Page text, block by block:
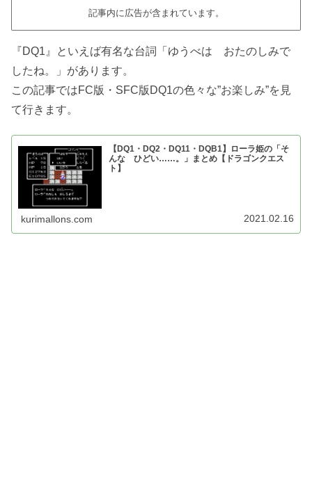
記事内に広告が含まれています。
『DQ1』といえば有名な台詞「ゆうべは おたのしみで
したね。」があります。
この記事ではFC版・SFC版DQ1の色々な”お楽しみ”を見
て行きます。
【DQ1・DQ2・DQ11・DQB1】ローラ姫の「そ
んな ひどい……。」まとめ【ドラゴンクエス
ト】
kurimallons.com 2021.02.16